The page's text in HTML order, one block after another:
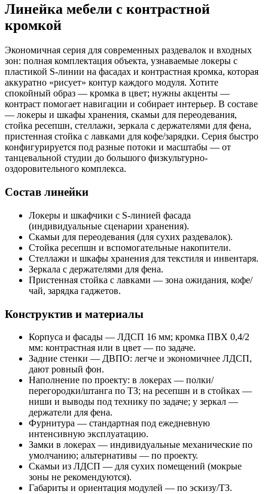
Линейка мебели с контрастной
кромкой
Экономичная серия для современных раздевалок и входных
зон: полная комплектация объекта, узнаваемые локеры с
пластикой S‑линии на фасадах и контрастная кромка, которая
аккуратно «рисует» контур каждого модуля. Хотите
спокойный образ — кромка в цвет; нужны акценты —
контраст помогает навигации и собирает интерьер. В составе
— локеры и шкафы хранения, скамьи для переодевания,
стойка ресепшн, стеллажи, зеркала с держателями для фена,
пристенная стойка с лавками для кофе/зарядки. Серия быстро
конфигурируется под разные потоки и масштабы — от
танцевальной студии до большого физкультурно-
оздоровительного комплекса.
Состав линейки
Локеры и шкафчики с S‑линией фасада
(индивидуальные сценарии хранения).
Скамьи для переодевания (для сухих раздевалок).
Стойка ресепшн и вспомогательные накопители.
Стеллажи и шкафы хранения для текстиля и инвентаря.
Зеркала с держателями для фена.
Пристенная стойка с лавками — зона ожидания, кофе/
чай, зарядка гаджетов.
Конструктив и материалы
Корпуса и фасады — ЛДСП 16 мм; кромка ПВХ 0,4/2
мм: контрастная или в цвет — по задаче.
Задние стенки — ДВПО: легче и экономичнее ЛДСП,
дают ровный фон.
Наполнение по проекту: в локерах — полки/
перегородки/штанга по ТЗ; на ресепшн и в стойках —
ниши и выводы под технику по задаче; у зеркал —
держатели для фена.
Фурнитура — стандартная под ежедневную
интенсивную эксплуатацию.
Замки в локерах — индивидуальные механические по
умолчанию; альтернативы — по проекту.
Скамьи из ЛДСП — для сухих помещений (мокрые
зоны не рекомендуются).
Габариты и ориентация модулей — по эскизу/ТЗ.